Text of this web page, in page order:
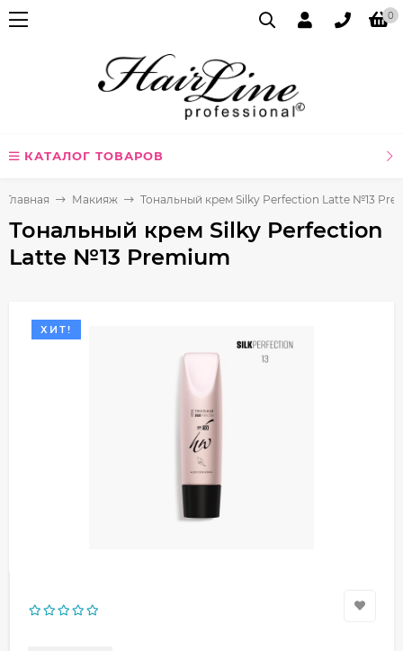
0
КАТАЛОГ ТОВАРОВ
Главная Макияж Тональный крем Silky Perfection Latte №13
Тональный крем Silky Perfection
Latte №13 Premium
ХИТ!